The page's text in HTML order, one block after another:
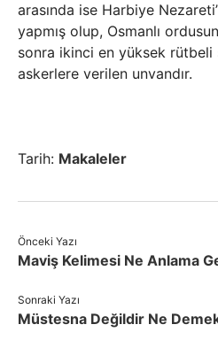
arasında ise Harbiye
yapmış olup, Osmanlı
sonra ikinci en yüksek rütbeli
askerlere verilen unvandır.
Tarih: Makaleler
Önceki Yazı
Maviş Kelimesi Ne Anlama
Sonraki Yazı
Müstesna Değildir Ne